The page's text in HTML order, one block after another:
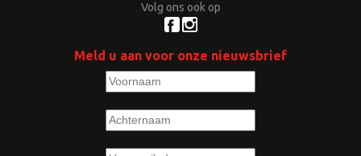
Volg ons ook op
Meld u aan voor onze nieuwsbrief